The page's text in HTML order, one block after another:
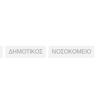
ΔΗΜΟΤΙΚΟΣ
ΝΟΣΟΚΟΜΕΙΟ